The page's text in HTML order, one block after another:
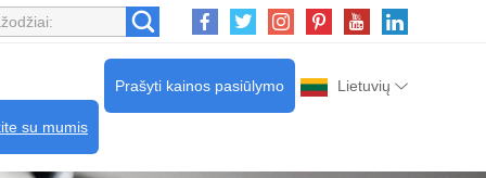
Lietuvių
Prašyti kainos pasiūlymo
su mumis